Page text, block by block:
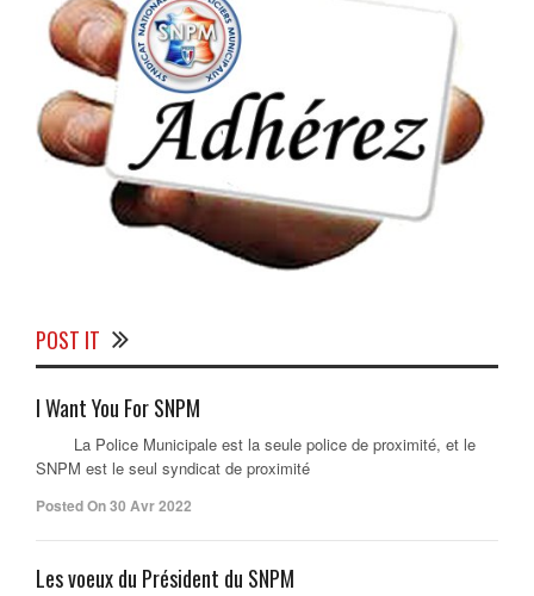
POST IT
I Want You For SNPM
La Police Municipale est la seule police de proximité, et le
SNPM est le seul syndicat de proximité
Posted On 30 Avr 2022
Les voeux du Président du SNPM